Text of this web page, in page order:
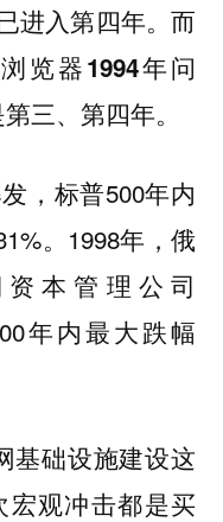
进入第四年。而
览器1994年问
三、第四年。
，标普500年内
。1998年，俄
本管理公司
年内最大跌幅
基础设施建设这
观冲击都是买